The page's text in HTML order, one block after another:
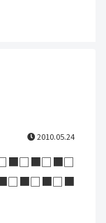
2010.05.24